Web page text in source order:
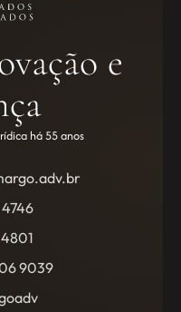
e
há 55 anos
9039